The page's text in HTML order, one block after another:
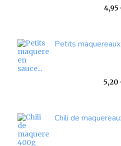
Prix
4,95
Petits
Prix
5,20
Chili de